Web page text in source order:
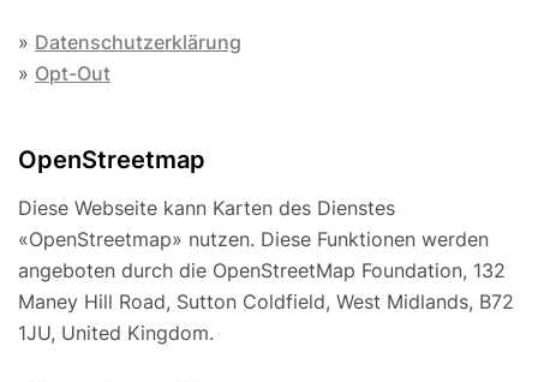
» Datenschutzerklärung
» Opt-Out
OpenStreetmap
Diese Webseite kann Karten des Dienstes
«OpenStreetmap» nutzen. Diese Funktionen werden
angeboten durch die OpenStreetMap Foundation, 132
Maney Hill Road, Sutton Cold­field, West Midlands, B72
1JU, United Kingdom.